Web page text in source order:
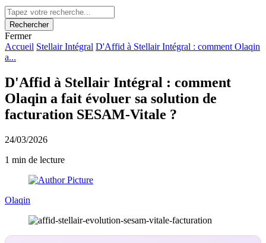
Rechercher
Fermer
Accueil Stellair Intégral D'Affid à Stellair Intégral : comment Olaqin
a...
D'Affid à Stellair Intégral : comment
Olaqin a fait évoluer sa solution de
facturation SESAM-Vitale ?
24/03/2026
1 min de lecture
Olaqin